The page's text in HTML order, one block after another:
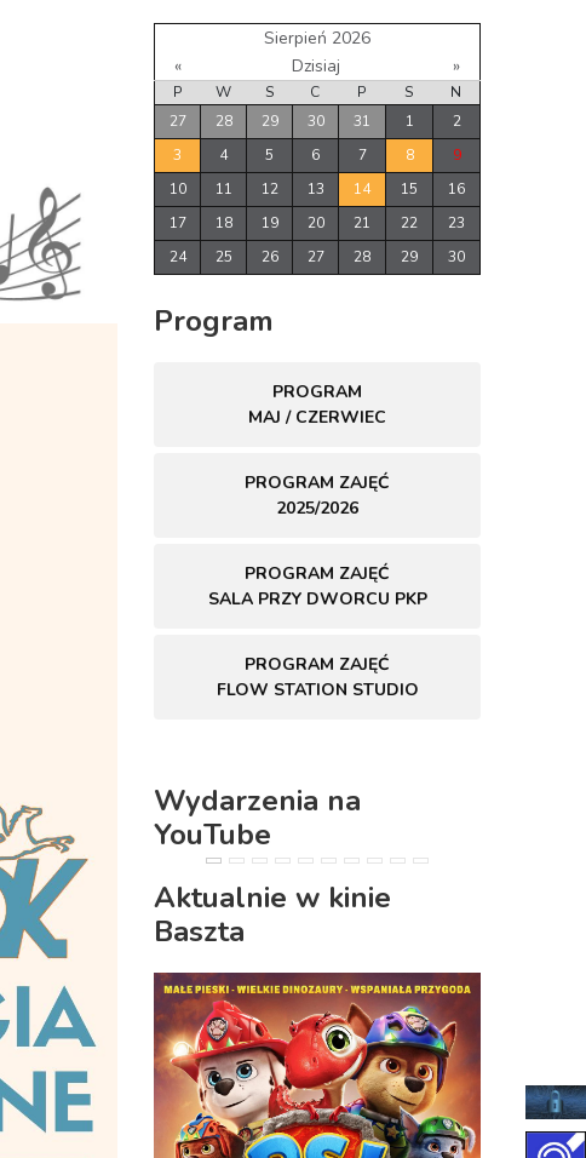
Sierpień 2026
«
Dzisiaj »
P W S C P S
N
27
28 29 30 31 1
2
3
4 5 6 7 8
9
10
11 12 13 14 15
16
17
18 19 20 21 22
23
24
25 26 27 28 29 30
Program
PROGRAM
MAJ / CZERWIEC
PROGRAM ZAJĘĆ
2025/2026
PROGRAM ZAJĘĆ
SALA PRZY DWORCU PKP
PROGRAM ZAJĘĆ
FLOW STATION STUDIO
Wydarzenia na
YouTube
PREVIOUS
Aktualnie w kinie
Baszta